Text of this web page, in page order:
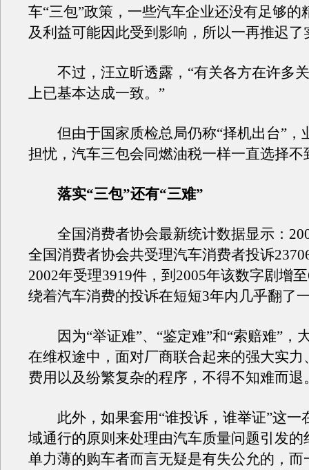
车“三包”政策，一些汽车企业还没有足够的
及利益可能因此受到影响，所以一再推迟了
不过，汪立昕透露，“有关各方在许多
上已基本达成一致。”
但由于国家质检总局仍称“择机出台”，
担忧，汽车三包会同燃油税一样一直选择不
落实“三包”还有“三难”
全国消费者协会最新统计数据显示：
全国消费者协会共受理汽车消费者投诉
2002年受理3919件，到2005年该数字剧增
绕着汽车消费的投诉在短短3年内几乎翻了
因为“举证难”、“鉴定难”和“索赔难”，
在维权途中，面对厂商联合起来的强大实力
费用以及纷繁复杂的程序，不得不知难而退
此外，如果套用“谁投诉，谁举证”这一
域通行的原则来处理由汽车质量问题引发的
单力薄的购车者而言无疑是有失公允的，而